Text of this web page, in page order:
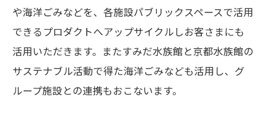
や海洋ごみなどを、各施設パブリックスペースで活用
できるプロダクトへアップサイクルしお客さまにも
活用いただきます。またすみだ水族館と京都水族館の
サステナブル活動で得た海洋ごみなども活用し、グ
ループ施設との連携もおこないます。